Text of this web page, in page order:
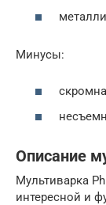
Минусы:
Описание
Мультиварка
интересной и